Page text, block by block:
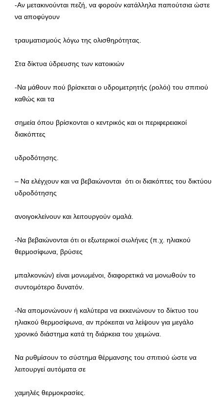
-Αν μετακινούνται πεζή, να φορούν κατάλληλα παπούτσια ώστε
να αποφύγουν
τραυματισμούς λόγω της ολισθηρότητας.
Στα δίκτυα ύδρευσης των κατοικιών
-Να μάθουν πού βρίσκεται ο υδρομετρητής (ρολόι) του σπιτιού
καθώς και τα
σημεία όπου βρίσκονται ο κεντρικός και οι περιφερειακοί
διακόπτες
υδροδότησης.
– Να ελέγχουν και να βεβαιώνονται ότι οι διακόπτες του δικτύου
υδροδότησης
ανοιγοκλείνουν και λειτουργούν ομαλά.
-Να βεβαιώνονται ότι οι εξωτερικοί σωλήνες (π.χ. ηλιακού
θερμοσίφωνα, βρύσες
μπαλκονιών) είναι μονωμένοι, διαφορετικά να μονωθούν το
συντομότερο δυνατόν.
-Να απομονώνουν ή καλύτερα να εκκενώνουν το δίκτυο του
ηλιακού θερμοσίφωνα, αν πρόκειται να λείψουν για μεγάλο
χρονικό διάστημα κατά τη διάρκεια του χειμώνα.
Να ρυθμίσουν το σύστημα θέρμανσης του σπιτιού ώστε να
λειτουργεί αυτόματα σε
χαμηλές θερμοκρασίες.